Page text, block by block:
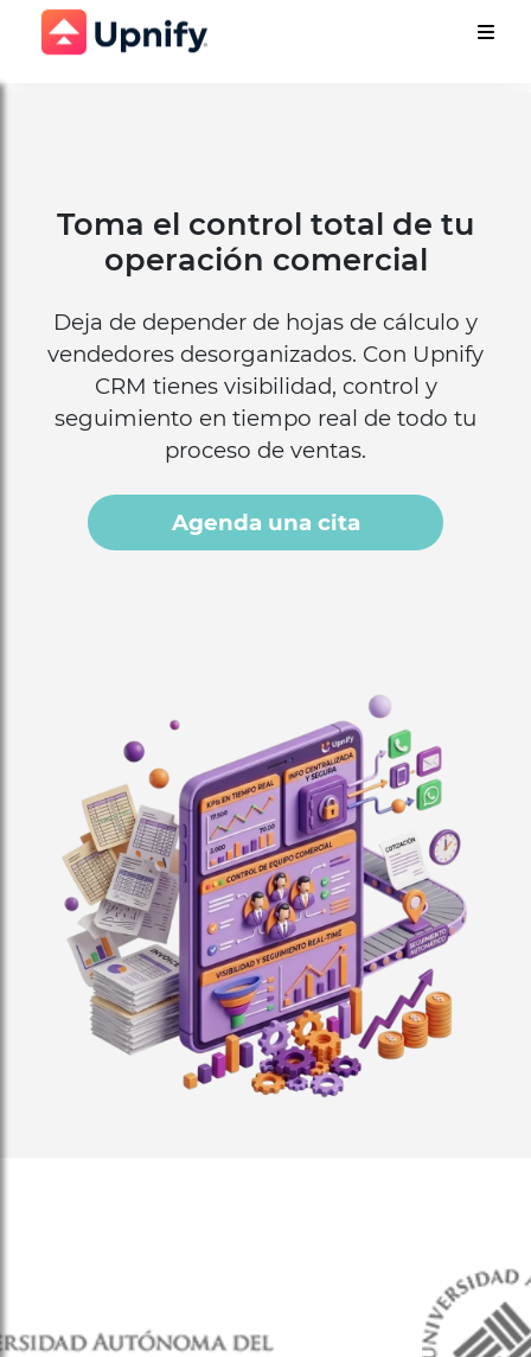
Toma el control total de tu
operación comercial
Deja de depender de hojas de cálculo y
vendedores desorganizados. Con Upnify
CRM tienes visibilidad, control y
seguimiento en tiempo real de todo tu
proceso de ventas.
Agenda una cita